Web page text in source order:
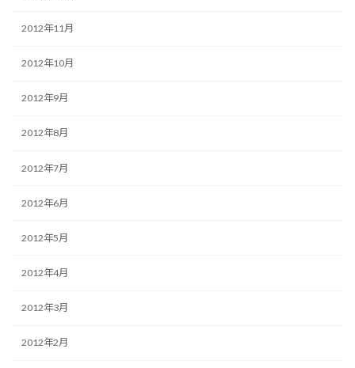
2012年11月
2012年10月
2012年9月
2012年8月
2012年7月
2012年6月
2012年5月
2012年4月
2012年3月
2012年2月